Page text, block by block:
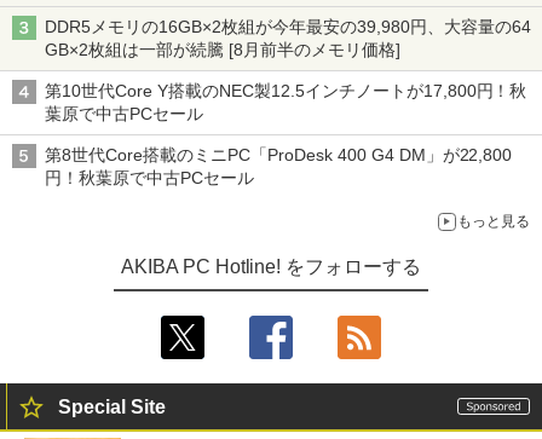
DDR5メモリの16GB×2枚組が今年最安の39,980円、大容量の64
GB×2枚組は一部が続騰 [8月前半のメモリ価格]
第10世代Core Y搭載のNEC製12.5インチノートが17,800円！秋
葉原で中古PCセール
第8世代Core搭載のミニPC「ProDesk 400 G4 DM」が22,800
円！秋葉原で中古PCセール
もっと見る
AKIBA PC Hotline! をフォローする
Special Site